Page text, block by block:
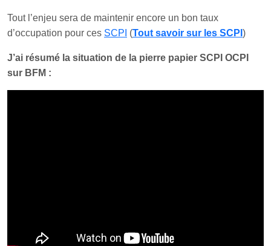
Tout l’enjeu sera de maintenir encore un bon taux
d’occupation pour ces SCPI (Tout savoir sur les SCPI )
J’ai résumé la situation de la pierre papier SCPI OCPI
sur BFM :